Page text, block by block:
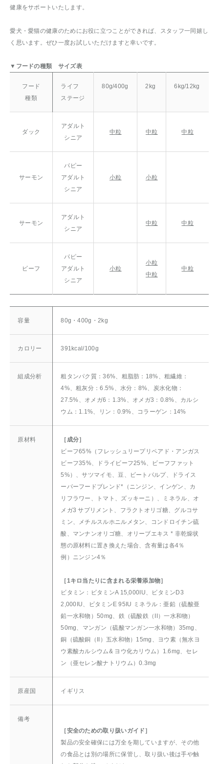
健康をサポートいたします。
愛犬・愛猫の健康のためにお役に立つことができれば、スタッフ一同嬉し
く思います。ぜひ一度お試しいただけますと幸いです。
▼フードの種類 サイズ表
フード
種類
ライフ
ステージ
80g/400g 2kg 6kg/12kg
ダック
アダルト
シニア
中粒 中粒 中粒
サーモン
パピー
アダルト
シニア
小粒 小粒
サーモン
アダルト
シニア
中粒 中粒
ビーフ
パピー
アダルト
シニア
小粒
小粒
中粒
中粒
容量 80g・400g・2kg
カロリー 391kcal/100g
組成分析
粗タンパク質：36%、粗脂肪：18%、粗繊維：
4%、粗灰分：6.5%、水分：8%、炭水化物：
27.5%、オメガ6：1.3%、オメガ3：0.8%、カルシ
ウム：1.1%、リン：0.9%、コラーゲン：14%
原材料
［成分］
ビーフ65%（フレッシュリープリペアド・アンガス
ビーフ35%、ドライビーフ25%、ビーフファット
5%）、サツマイモ、豆、ビートパルプ、ドライス
ーパーフードブレンド*（ニンジン、インゲン、カ
リフラワー、トマト、ズッキーニ）、ミネラル、オ
メガ3 サプリメント、フラクトオリゴ糖、グルコサ
ミン、メチルスルホニルメタン、コンドロイチン硫
酸、マンナンオリゴ糖、オリーブエキス * 非乾燥状
態の原材料に置き換えた場合、含有量は各4％
例）ニンジン4％
［1キロ当たりに含まれる栄養添加物］
ビタミン：ビタミンA 15,000IU、ビタミンD3
2,000IU、ビタミンE 95IU ミネラル：亜鉛（硫酸亜
鉛一水和物）50mg、鉄（硫酸鉄（II）一水和物）
50mg、マンガン（硫酸マンガン一水和物）35mg、
銅（硫酸銅（II）五水和物）15mg、ヨウ素（無水ヨ
ウ素酸カルシウム& ヨウ化カリウム）1.6mg、セレ
ン（亜セレン酸ナトリウム）0.3mg
原産国 イギリス
備考
［安全のための取り扱いガイド］
製品の安全確保には万全を期していますが、その他
の食品とは別の場所に保管し、取り扱い後は手や触